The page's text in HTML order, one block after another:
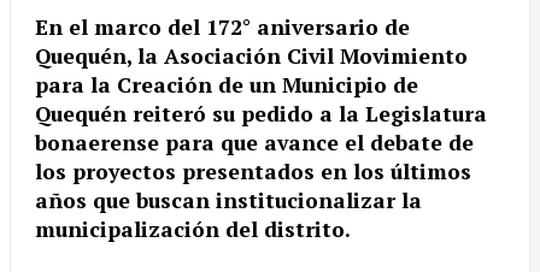
En el marco del 172° aniversario de
Quequén, la Asociación Civil Movimiento
para la Creación de un Municipio de
Quequén reiteró su pedido a la Legislatura
bonaerense para que avance el debate de
los proyectos presentados en los últimos
años que buscan institucionalizar la
municipalización del distrito.